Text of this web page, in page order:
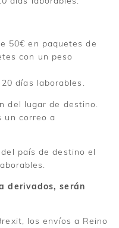
50€ en paquetes de
con un peso
días laborables.
del lugar de destino.
un correo a
país de destino el
derivados, serán
los envíos a Reino